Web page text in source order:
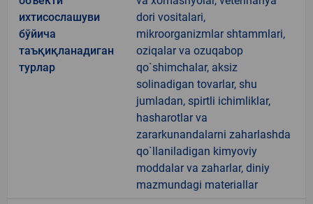
ихтисослашуви
бўйича
таъқиқланадиган
турлар
dori vositalari,
mikroorganizmlar shtammlari,
oziqalar va ozuqabop
qo`shimchalar, aksiz
solinadigan tovarlar, shu
jumladan, spirtli ichimliklar,
hasharotlar va
zararkunandalarni zaharlashda
qo`llaniladigan kimyoviy
moddalar va zaharlar, diniy
mazmundagi materiallar